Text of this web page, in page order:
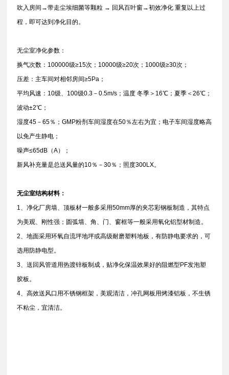
吹入房间→带走尘埃细菌等颗粒 → 回风百叶窗→初效净化 重复以上过
程，即可达到净化目的。
无尘室净化参数：
换气次数：100000级≥15次；10000级≥20次；1000级≥30次；
压差：主车间对相邻房间≥5Pa；
平均风速：10级、100级0.3－0.5m/s；温度 冬季＞16℃；夏季＜26℃；
波动±2℃；
湿度45－65％；GMP粉剂车间湿度在50％左右为宜；电子车间湿度略高
以免产生静电；
噪声≤65dB（A）；
新风补充量是总送风量的10％－30％；照度300LX。
无尘室结构材料：
1、净化厂房墙、顶板材一般多采用50mm厚的夹芯彩钢板制造，其特点
为美观、刚性强；圆弧墙、角、门、窗框等一般采用氧化铝型材制造。
2、地面采用环氧自流坪地坪或高级耐磨塑料地板，有防静电要求的，可
选用防静电型。
3、送回风管道用热渡锌板制成，贴净化保温效果好的阻燃型PF发泡塑
胶板。
4、高效送风口用不锈钢框架，美观清洁，冲孔网板用烤漆铝板，不生锈
不粘尘，宜清洁。